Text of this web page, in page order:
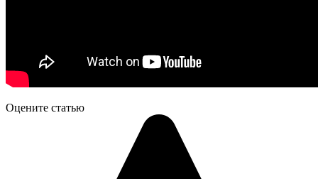
Оцените статью